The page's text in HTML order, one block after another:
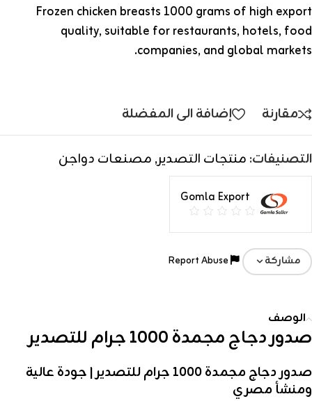
Frozen chicken breasts 1000 grams of high export
quality, suitable for restaurants, hotels, food
companies, and global markets.
مقارنة إضافة الى المفضلة
التصنيفات: منتجات التصدير, مصنعات دواجن
Gomla Export
مشاركة
الوصف
صدور دجاج مجمدة 1000 جرام للتصدير
صدور دجاج مجمدة 1000 جرام للتصدير | جودة عالية
ومنشأ مصري